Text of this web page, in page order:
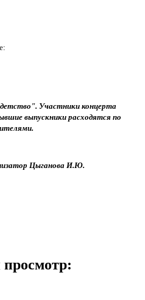
Участники концерта
выпускники расходятся по
Цыганова И.Ю.